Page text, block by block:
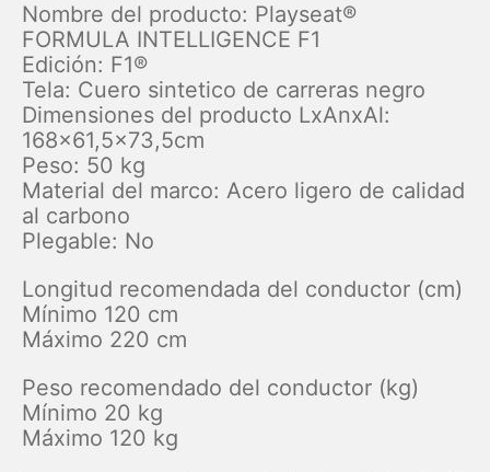
Nombre del producto: Playseat®
FORMULA INTELLIGENCE F1
Edición: F1®
Tela: Cuero sintetico de carreras negro
Dimensiones del producto LxAnxAl:
168x61,5x73,5cm
Peso: 50 kg
Material del marco: Acero ligero de calidad
al carbono
Plegable: No
Longitud recomendada del conductor (cm)
Mínimo 120 cm
Máximo 220 cm
Peso recomendado del conductor (kg)
Mínimo 20 kg
Máximo 120 kg